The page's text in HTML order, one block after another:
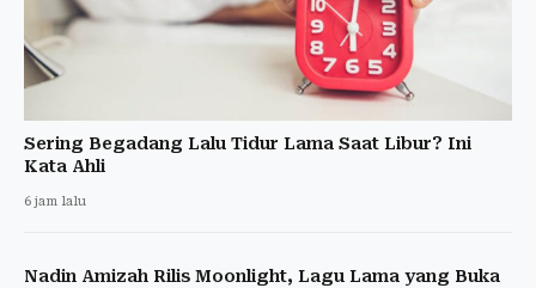
Sering Begadang Lalu Tidur Lama Saat Libur? Ini
Kata Ahli
6 jam lalu
Nadin Amizah Rilis Moonlight, Lagu Lama yang Buka